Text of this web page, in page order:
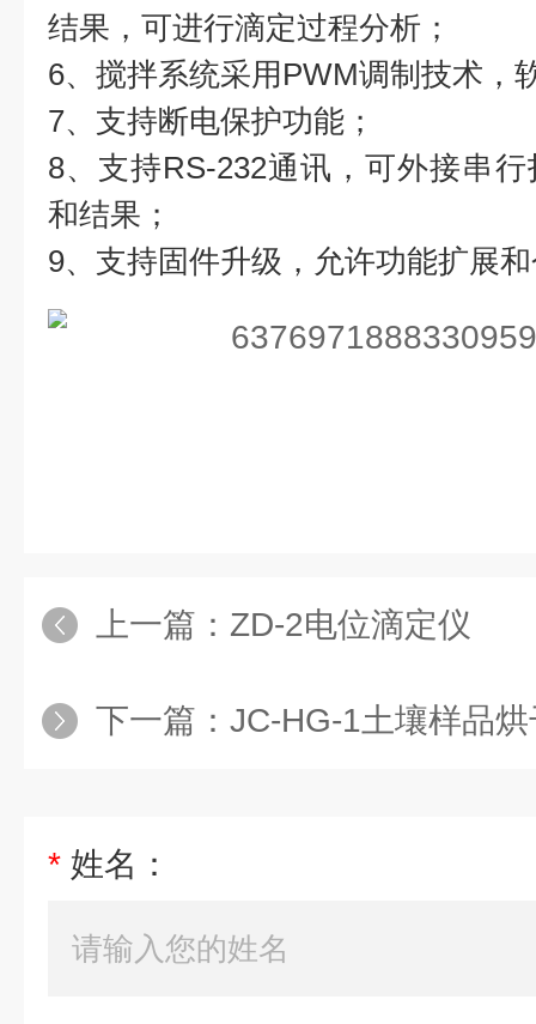
结果，可进行滴定过程分析；
6、搅拌系统采用PWM调制技术，
7、支持断电保护功能；
8、支持RS-232通讯，可外接串
和结果；
9、支持固件升级，允许功能扩展
上一篇： ZD-2电位滴定仪
下一篇： JC-HG-1土壤样品
* 姓名：